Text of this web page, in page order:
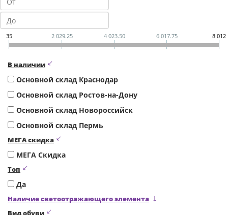
35 2 029.25 4 023.50 6 017.75 8 012
В наличии
Основной склад Краснодар
Основной склад Ростов-на-Дону
Основной склад Новороссийск
Основной склад Пермь
МЕГА скидка
МЕГА Скидка
Топ
Да
Наличие светоотражающего элемента
Вид обуви